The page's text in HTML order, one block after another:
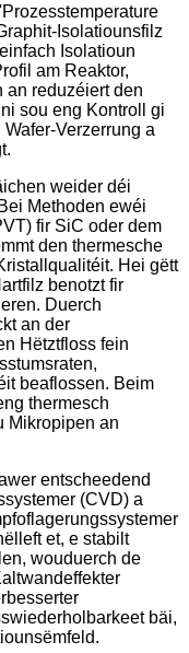
Isolatiounsfilz
Isolatioun
am Reaktor,
an reduzéiert den
sou eng Kontroll gi
Verzerrung a
weider déi
Methoden ewéi
fir SiC oder dem
den thermesche
Hei gëtt
benotzt fir
Duerch
an der
Hëtztfloss fein
beaflossen. Beim
thermesch
Mikropipen an
entscheedend
(CVD) a
et, e stabilt
wouduerch de
bäi,